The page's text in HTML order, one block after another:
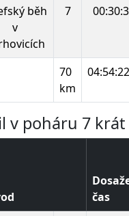
běh
v
7
70
km
04:54:22
v poháru 7 krát
čas